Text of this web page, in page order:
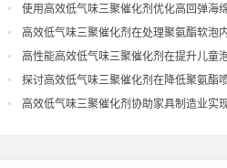
量
使用高效低气味三聚催化剂优化高回弹海
高效低气味三聚催化剂在处理聚氨酯软泡
导
高性能高效低气味三聚催化剂在提升儿童
探讨高效低气味三聚催化剂在降低聚氨酯
果
高效低气味三聚催化剂协助家具制造业实